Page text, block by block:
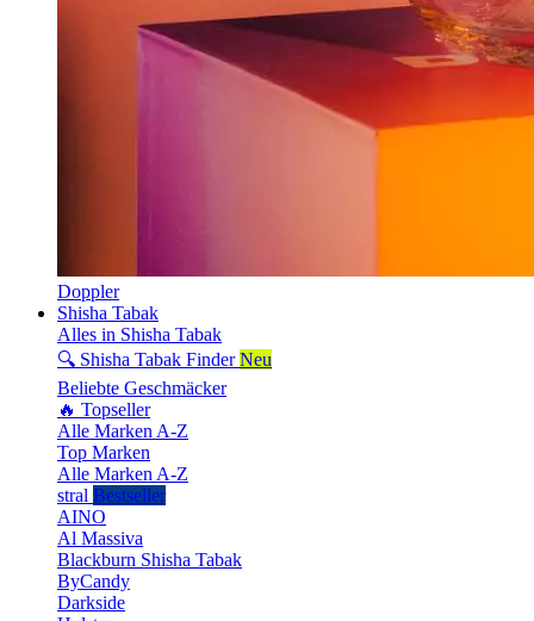
Doppler
Shisha Tabak
Alles in Shisha Tabak
🔍 Shisha Tabak Finder Neu
Beliebte Geschmäcker
🔥 Topseller
Alle Marken A-Z
Top Marken
Alle Marken A-Z
stral Bestseller
AINO
Al Massiva
Blackburn Shisha Tabak
ByCandy
Darkside